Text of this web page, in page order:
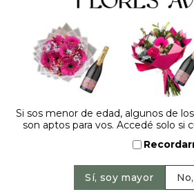
Dejá tu opinión
NOMBRE
Si sos menor de edad, algunos de
son aptos para vos. Accedé solo si